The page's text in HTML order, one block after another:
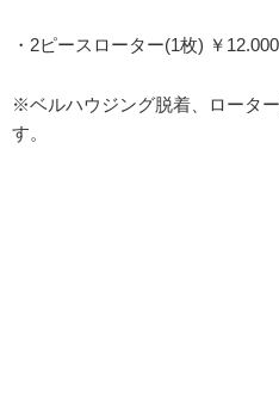
・2ピースローター(1枚) ￥
※ベルハウジング脱着、ロータ
す。